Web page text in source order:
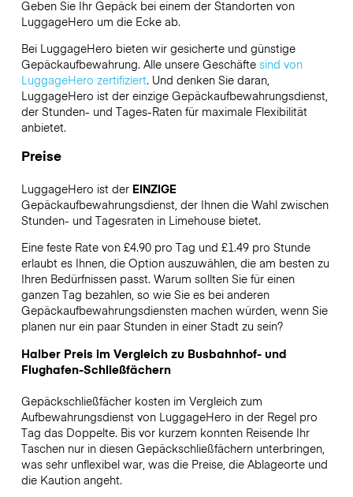
Geben Sie Ihr Gepäck bei einem der Standorten von
LuggageHero um die Ecke ab.
Bei LuggageHero bieten wir gesicherte und günstige
Gepäckaufbewahrung. Alle unsere Geschäfte sind von
LuggageHero zertifiziert. Und denken Sie daran,
LuggageHero ist der einzige Gepäckaufbewahrungsdienst,
der Stunden- und Tages-Raten für maximale Flexibilität
anbietet.
Preise
LuggageHero ist der EINZIGE
Gepäckaufbewahrungsdienst, der Ihnen die Wahl zwischen
Stunden- und Tagesraten in Limehouse bietet.
Eine feste Rate von £4.90 pro Tag und £1.49 pro Stunde
erlaubt es Ihnen, die Option auszuwählen, die am besten zu
Ihren Bedürfnissen passt. Warum sollten Sie für einen
ganzen Tag bezahlen, so wie Sie es bei anderen
Gepäckaufbewahrungsdiensten machen würden, wenn Sie
planen nur ein paar Stunden in einer Stadt zu sein?
Halber Preis im Vergleich zu Busbahnhof- und
Flughafen-Schließfächern
Gepäckschließfächer kosten im Vergleich zum
Aufbewahrungsdienst von LuggageHero in der Regel pro
Tag das Doppelte. Bis vor kurzem konnten Reisende Ihr
Taschen nur in diesen Gepäckschließfächern unterbringen,
was sehr unflexibel war, was die Preise, die Ablageorte und
die Kaution angeht.